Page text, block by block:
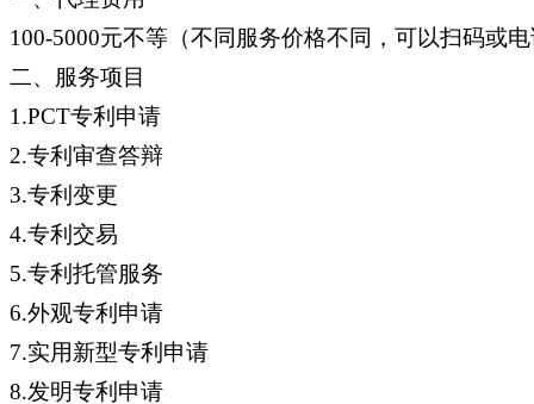
100-5000元不等（不同服务价格不同，可以扫码或
二、服务项目
1.PCT专利申请
2.专利审查答辩
3.专利变更
4.专利交易
5.专利托管服务
6.外观专利申请
7.实用新型专利申请
8.发明专利申请